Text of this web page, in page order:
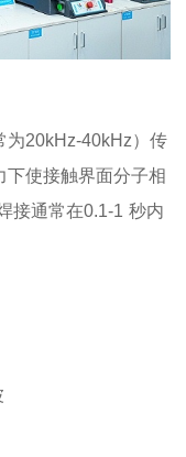
为20kHz-40kHz）传
使接触界面分子相
接通常在0.1-1 秒内